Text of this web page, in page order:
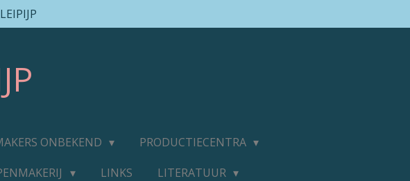
ONBEKEND
PRODUCTIECENTRA
LINKS
LITERATUUR